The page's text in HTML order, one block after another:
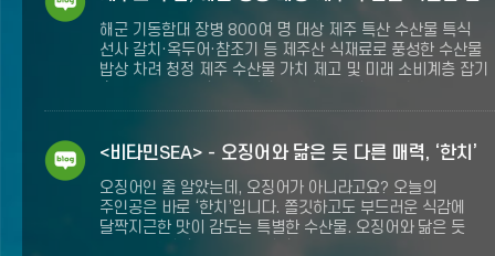
에서는 갈치·고등어·굴비·멸치·명태·오징어·명태·마른김·광어
·우럭·멍게·도다리·참돔·전복 등 다양한 국내산 인기 수산물을
할인가격으로 만나볼 수 있습니다. 행사기간 매주 월요.......
끼
해군 기동함대 장병 800여 명 대상 제주 특산 수산물 특식
선사 갈치·옥두어·참조기 등 제주산 식재료로 풍성한 수산물
밥상 차려 청정 제주 수산물 가치 제고 및 미래 소비계층 잡기
수호하는 해군 장병들의 사기 진작과 청정 제주 수산물의 소비
해군 기동함대사령부를 찾아 군 장병 등 800여 명을 대상으로
수산물 소비 주역인 군 장병들에게 제주 청정 해역에서 생산된
우수한 수산물을 급식으로 제공해 제주 수산물의 맛과 품질을
직접 경험하고 수산물에 대한.......
<비타민SEA> - 오징어와 닮은 듯 다른 매력, ‘한치’
오징어인 줄 알았는데, 오징어가 아니라고요? 오늘의
주인공은 바로 ‘한치’입니다. 쫄깃하고도 부드러운 식감에
달짝지근한 맛이 감도는 특별한 수산물. 오징어와 닮은 듯